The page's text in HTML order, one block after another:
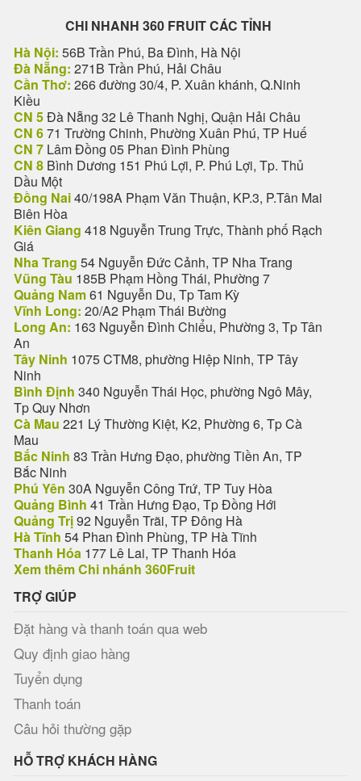
CHI NHANH 360 FRUIT CÁC TỈNH
Hà Nội: 56B Trần Phú, Ba Đình, Hà Nội
Đà Nẵng: 271B Trần Phú, Hải Châu
Cần Thơ: 266 đường 30/4, P. Xuân khánh, Q.Ninh
Kiều
CN 5Đà Nẵng 32 Lê Thanh Nghị, Quận Hải Châu
CN 671 Trường Chinh, Phường Xuân Phú, TP Huế
CN 7 Lâm Đồng 05 Phan Đình Phùng
CN 8 Bình Dương 151 Phú Lợi, P. Phú Lợi, Tp. Thủ
Dầu Một
Đồng Nai40/198A Phạm Văn Thuận, KP.3, P.Tân Mai
Biên Hòa
Kiên Giang 418 Nguyễn Trung Trực, Thành phố Rạch
Giá
Nha Trang 54 Nguyễn Đức Cảnh, TP Nha Trang
Vũng Tàu 185B Phạm Hồng Thái, Phường 7
Quảng Nam61 Nguyễn Du, Tp Tam Kỳ
Vĩnh Long: 20/A2 Phạm Thái Bường
Long An: 163 Nguyễn Đình Chiểu, Phường 3, Tp Tân
An
Tây Ninh 1075 CTM8, phường Hiệp Ninh, TP Tây
Ninh
Bình Định 340 Nguyễn Thái Học, phường Ngô Mây,
Tp Quy Nhơn
Cà Mau 221 Lý Thường Kiệt, K2, Phường 6, Tp Cà
Mau
Bắc Ninh 83 Trần Hưng Đạo, phường Tiền An, TP
Bắc Ninh
Phú Yên 30A Nguyễn Công Trứ, TP Tuy Hòa
Quảng Bình 41 Trần Hưng Đạo, Tp Đồng Hới
Quảng Trị92 Nguyễn Trãi, TP Đông Hà
Hà Tĩnh 54 Phan Đình Phùng, TP Hà Tĩnh
Thanh Hóa 177 Lê Lai, TP Thanh Hóa
Xem thêm Chi nhánh 360Fruit
TRỢ GIÚP
Đặt hàng và thanh toán qua web
Quy định giao hàng
Tuyển dụng
Thanh toán
Câu hỏi thường gặp
HỖ TRỢ KHÁCH HÀNG